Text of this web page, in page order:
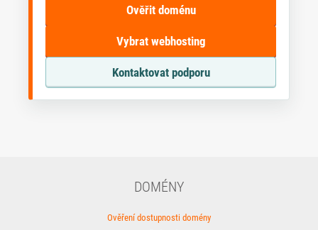
Ověřit doménu
Vybrat webhosting
Kontaktovat podporu
DOMÉNY
Ověření dostupnosti domény